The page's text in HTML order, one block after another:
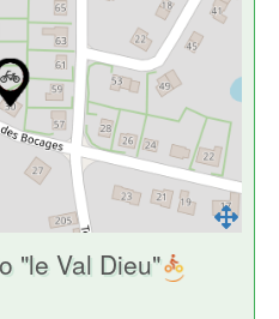
"le Val Dieu"